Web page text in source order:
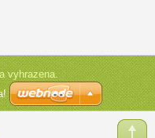
vyhrazena.